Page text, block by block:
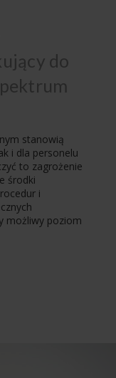
do
stanowią
i dla personelu
to zagrożenie
środki
i
możliwy poziom